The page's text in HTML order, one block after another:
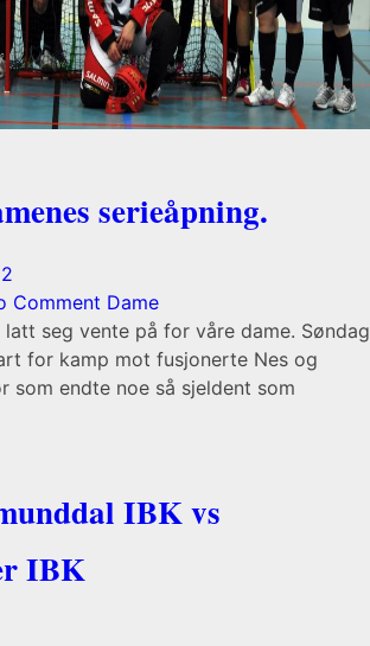
serieåpning.
Comment Dame
latt seg vente på for våre dame. Søndag
for kamp mot fusjonerte Nes og
som endte noe så sjeldent som
IBK vs
IBK